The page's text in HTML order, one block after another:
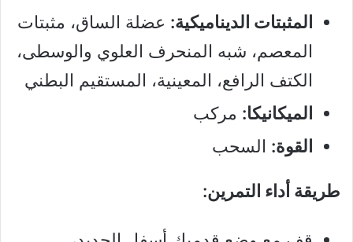
المثبتات الديناميكية: عضلة الساق، مثبتات
المعصم، شبه المنحرف العلوي والوسطى،
الكتف الرافع، المعينية، المستقيم البطني
الميكانيكا: مركب
القوة: السحب
طريقة أداء التمرين: